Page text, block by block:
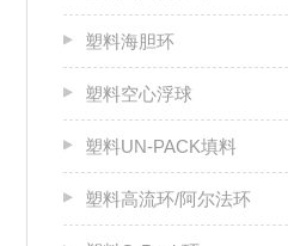
塑料海胆环
塑料空心浮球
塑料UN-PACK填料
塑料高流环/阿尔法环